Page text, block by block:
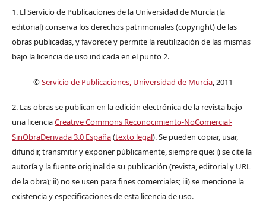
1. El Servicio de Publicaciones de la Universidad de Murcia (la
editorial) conserva los derechos patrimoniales (copyright) de las
obras publicadas, y favorece y permite la reutilización de las mismas
bajo la licencia de uso indicada en el punto 2.
©Servicio de Publicaciones, Universidad de Murcia, 2011
2. Las obras se publican en la edición electrónica de la revista bajo
una licenciaCreative Commons Reconocimiento-NoComercial-
SinObraDerivada 3.0 España(texto legal). Se pueden copiar, usar,
difundir, transmitir y exponer públicamente, siempre que: i) se cite la
autoría y la fuente original de su publicación (revista, editorial y URL
de la obra); ii) no se usen para fines comerciales; iii) se mencione la
existencia y especificaciones de esta licencia de uso.